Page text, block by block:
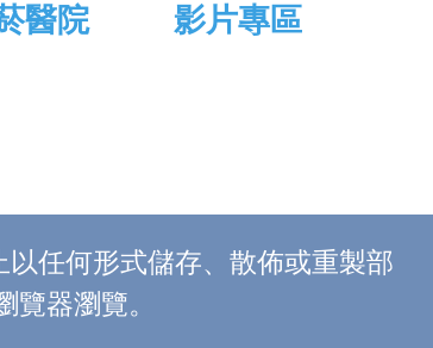
醫院 影片專區
任何形式儲存、散佈或重製部
器瀏覽。